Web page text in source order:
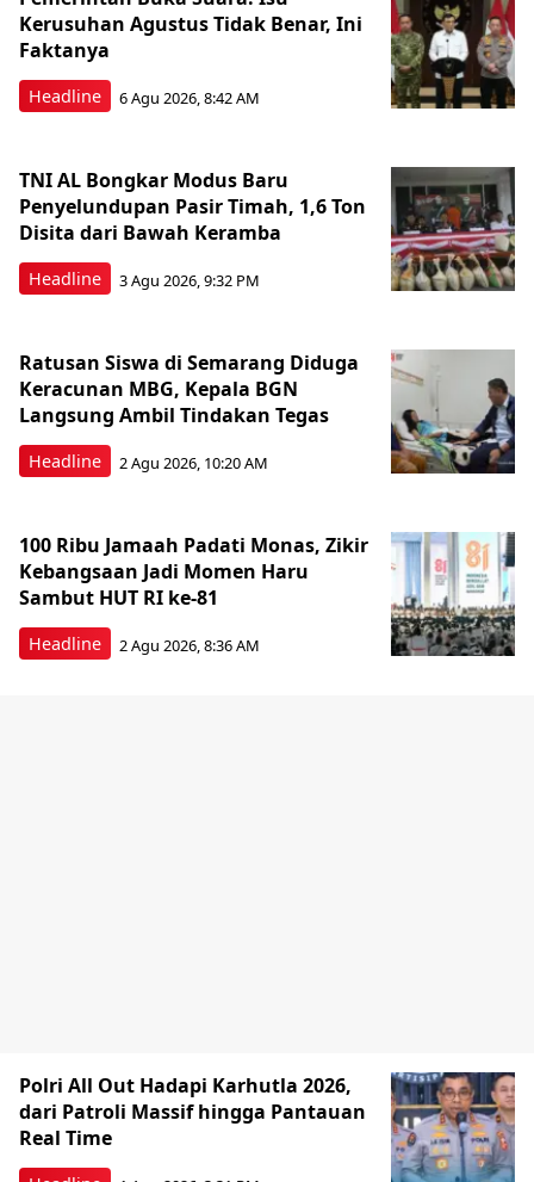
Headline
Kerusuhan Agustus Tidak Benar, Ini
Faktanya
6 Agu 2026, 8:42 AM
Headline
TNI AL Bongkar Modus Baru
Penyelundupan Pasir Timah, 1,6 Ton
Disita dari Bawah Keramba
3 Agu 2026, 9:32 PM
Headline
Ratusan Siswa di Semarang Diduga
Keracunan MBG, Kepala BGN
Langsung Ambil Tindakan Tegas
2 Agu 2026, 10:20 AM
Headline
100 Ribu Jamaah Padati Monas, Zikir
Kebangsaan Jadi Momen Haru
Sambut HUT RI ke-81
2 Agu 2026, 8:36 AM
Polri All Out Hadapi Karhutla 2026,
dari Patroli Massif hingga Pantauan
Real Time